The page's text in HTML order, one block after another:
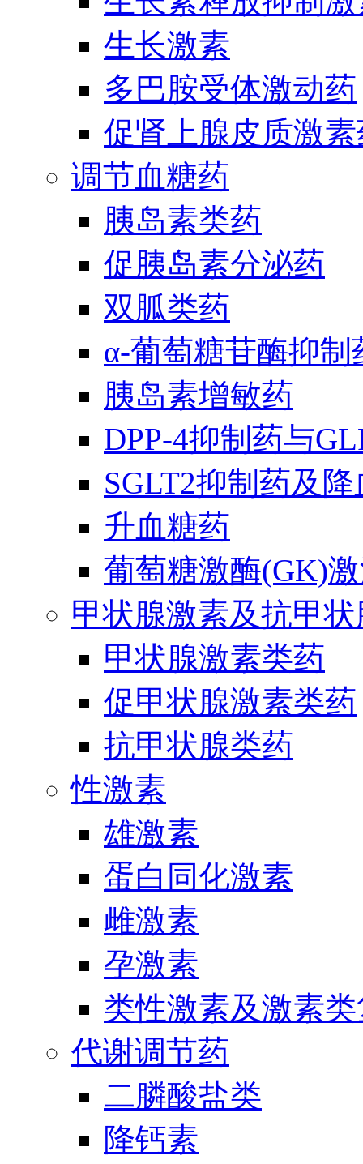
生长激素
多巴胺受体激动药
促肾上腺皮质激
调节血糖药
胰岛素类药
促胰岛素分泌药
双胍类药
α-葡萄糖苷酶抑制
胰岛素增敏药
DPP-4抑制药与
SGLT2抑制药及
升血糖药
葡萄糖激酶(GK)
甲状腺激素及抗甲
甲状腺激素类药
促甲状腺激素类药
抗甲状腺类药
性激素
雄激素
蛋白同化激素
雌激素
孕激素
类性激素及激素
代谢调节药
二膦酸盐类
降钙素